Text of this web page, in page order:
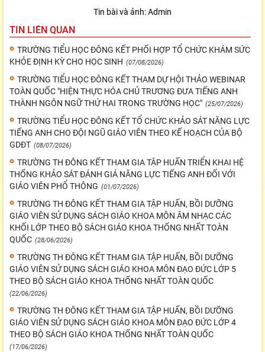
Tin bài và ảnh: Admin
TIN LIÊN QUAN
TRƯỜNG TIỂU HỌC ĐÔNG KẾT PHỐI HỢP TỔ CHỨC KHÁM SỨC
KHỎE ĐỊNH KỲ CHO HỌC SINH (07/08/2026)
TRƯỜNG TIỂU HỌC ĐÔNG KẾT THAM DỰ HỘI THẢO WEBINAR
TOÀN QUỐC "HIỆN THỰC HÓA CHỦ TRƯƠNG ĐƯA TIẾNG ANH
THÀNH NGÔN NGỮ THỨ HAI TRONG TRƯỜNG HỌC" (25/07/2026)
TRƯỜNG TIỂU HỌC ĐÔNG KẾT TỔ CHỨC KHẢO SÁT NĂNG LỰC
TIẾNG ANH CHO ĐỘI NGŨ GIÁO VIÊN THEO KẾ HOẠCH CỦA BỘ
GDĐT (08/07/2026)
TRƯỜNG TH ĐÔNG KẾT THAM GIA TẬP HUẤN TRIỂN KHAI HỆ
THỐNG KHẢO SÁT ĐÁNH GIÁ NĂNG LỰC TIẾNG ANH ĐỐI VỚI
GIÁO VIÊN PHỔ THÔNG (01/07/2026)
TRƯỜNG TH ĐÔNG KẾT THAM GIA TẬP HUẤN, BỒI DƯỠNG
GIÁO VIÊN SỬ DỤNG SÁCH GIÁO KHOA MÔN ÂM NHẠC CÁC
KHỐI LỚP THEO BỘ SÁCH GIÁO KHOA THỐNG NHẤT TOÀN
QUỐC (28/06/2026)
TRƯỜNG TH ĐÔNG KẾT THAM GIA TẬP HUẤN, BỒI DƯỠNG
GIÁO VIÊN SỬ DỤNG SÁCH GIÁO KHOA MÔN ĐẠO ĐỨC LỚP 5
THEO BỘ SÁCH GIÁO KHOA THỐNG NHẤT TOÀN QUỐC
(22/06/2026)
TRƯỜNG TH ĐÔNG KẾT THAM GIA TẬP HUẤN, BỒI DƯỠNG
GIÁO VIÊN SỬ DỤNG SÁCH GIÁO KHOA MÔN ĐẠO ĐỨC LỚP 4
THEO BỘ SÁCH GIÁO KHOA THỐNG NHẤT TOÀN QUỐC
(17/06/2026)